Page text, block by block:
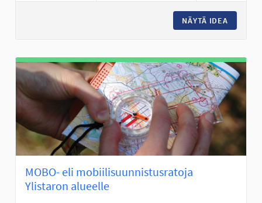
NÄYTÄ IDEA
MOBO- eli mobiilisuunnistusratoja
Ylistaron alueelle